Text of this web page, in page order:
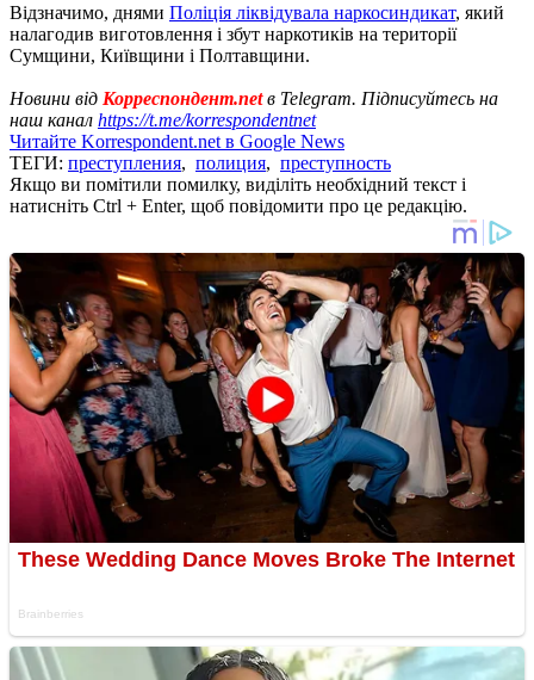
Відзначимо, днями Поліція ліквідувала наркосиндикат, який
налагодив виготовлення і збут наркотиків на території
Сумщини, Київщини і Полтавщини.
Новини від Корреспондент.netв Telegram. Підписуйтесь на
наш канал https://t.me/korrespondentnet
Читайте Korrespondent.net в Google News
ТЕГИ: преступления, полиция, преступность
Якщо ви помітили помилку, виділіть необхідний текст і
натисніть Ctrl + Enter, щоб повідомити про це редакцію.